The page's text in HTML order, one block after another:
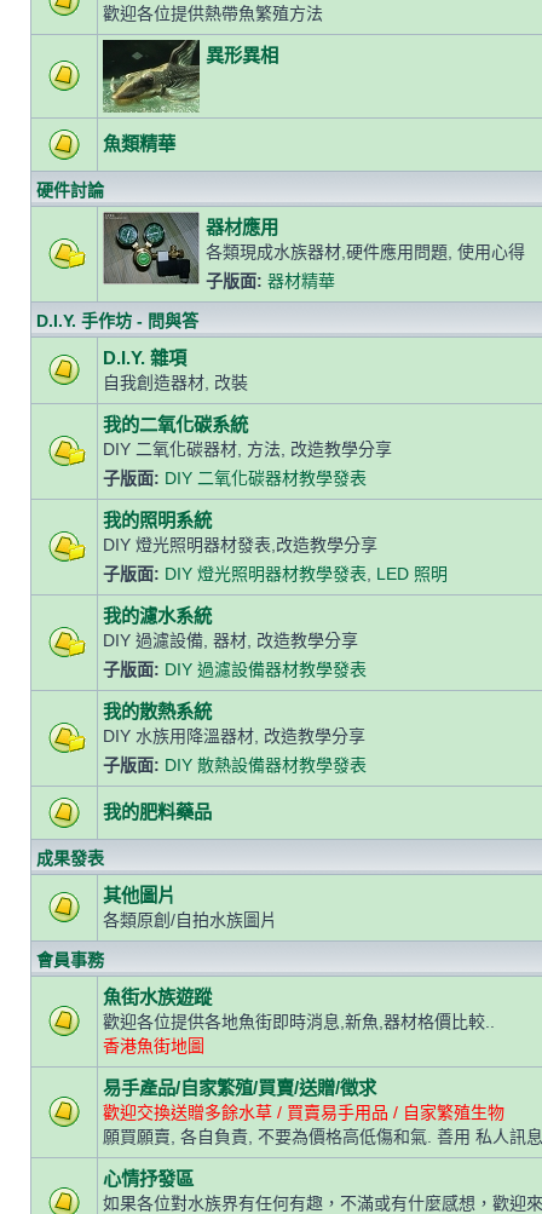
歡迎各位提供熱帶魚繁殖方法
異形異相
魚類精華
硬件討論
器材應用
各類現成水族器材,硬件應用問題, 使用心得
子版面: 器材精華
D.I.Y. 手作坊 - 問與答
D.I.Y. 雜項
自我創造器材, 改裝
我的二氧化碳系統
DIY 二氧化碳器材, 方法, 改造教學分享
子版面: DIY 二氧化碳器材教學發表
我的照明系統
DIY 燈光照明器材發表,改造教學分享
子版面: DIY 燈光照明器材教學發表 LED 照明
我的濾水系統
DIY 過濾設備, 器材, 改造教學分享
子版面: DIY 過濾設備器材教學發表
我的散熱系統
DIY 水族用降溫器材, 改造教學分享
子版面: DIY 散熱設備器材教學發表
我的肥料藥品
成果發表
其他圖片
各類原創/自拍水族圖片
會員事務
魚街水族遊蹤
歡迎各位提供各地魚街即時消息,新魚,器材格價比較..
香港魚街地圖
易手產品/自家繁殖/買賣/送贈/徵求
歡迎交換送贈多餘水草 / 買賣易手用品 / 自家繁殖生物
願買願賣, 各自負責, 不要為價格高低傷和氣. 善用 私人訊
心情抒發區
如果各位對水族界有任何有趣，不滿或有什麼感想，歡迎